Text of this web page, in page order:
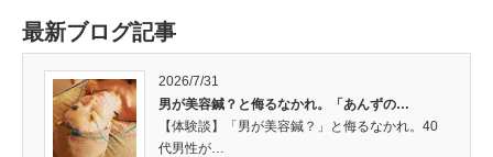
最新ブログ記事
2026/7/31
男が美容鍼？と侮るなかれ。「あんずの…
【体験談】「男が美容鍼？」と侮るなかれ。40
代男性が…